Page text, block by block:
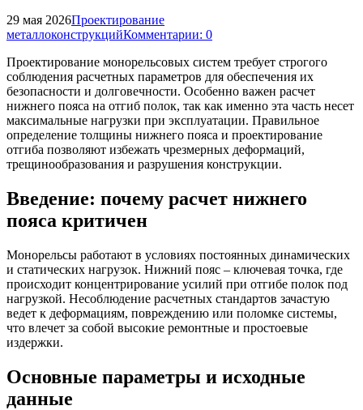
29 мая 2026Проектирование
металлоконструкцийКомментарии: 0
Проектирование монорельсовых систем требует строгого
соблюдения расчетных параметров для обеспечения их
безопасности и долговечности. Особенно важен расчет
нижнего пояса на отгиб полок, так как именно эта часть несет
максимальные нагрузки при эксплуатации. Правильное
определение толщины нижнего пояса и проектирование
отгиба позволяют избежать чрезмерных деформаций,
трещинообразования и разрушения конструкции.
Введение: почему расчет нижнего
пояса критичен
Монорельсы работают в условиях постоянных динамических
и статических нагрузок. Нижний пояс – ключевая точка, где
происходит концентрирование усилий при отгибе полок под
нагрузкой. Несоблюдение расчетных стандартов зачастую
ведет к деформациям, повреждению или поломке системы,
что влечет за собой высокие ремонтные и простоевые
издержки.
Основные параметры и исходные
данные